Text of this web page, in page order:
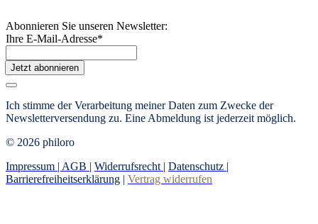
Abonnieren Sie unseren Newsletter:
Ihre E-Mail-Adresse*
Jetzt abonnieren
Ich stimme der Verarbeitung meiner Daten zum Zwecke der
Newsletterversendung zu. Eine Abmeldung ist jederzeit möglich.
© 2026 philoro
Impressum | AGB | Widerrufsrecht | Datenschutz |
Barrierefreiheitserklärung | Vertrag widerrufen